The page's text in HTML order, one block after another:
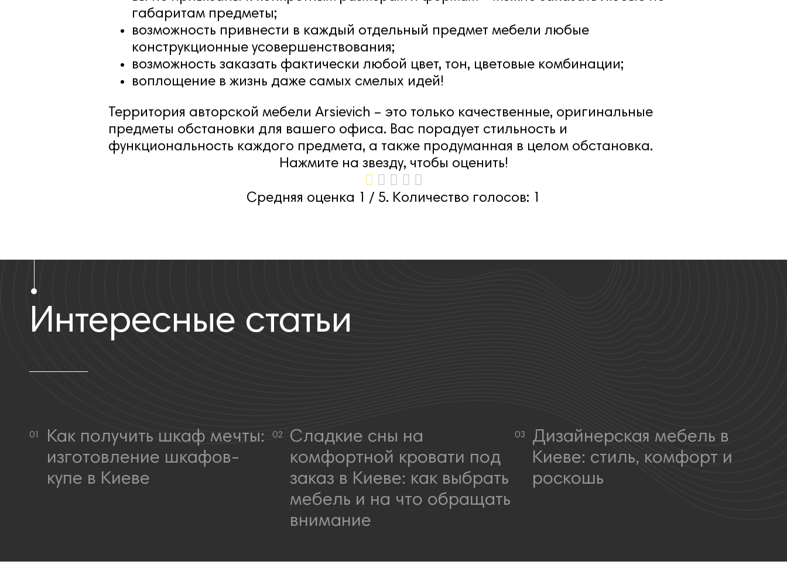
габаритам предметы;
возможность привнести в каждый отдельный предмет мебели любые
конструкционные усовершенствования;
возможность заказать фактически любой цвет, тон, цветовые комбинации;
воплощение в жизнь даже самых смелых идей!
Территория авторской мебели Arsievich – это только качественные, оригинальные
предметы обстановки для вашего офиса. Вас порадует стильность и
функциональность каждого предмета, а также продуманная в целом обстановка.
Нажмите на звезду, чтобы оценить!
Средняя оценка / 5. Количество голосов:
Интересные статьи
Как получить шкаф мечты:
изготовление шкафов-
купе в Киеве
Сладкие сны на
комфортной кровати под
заказ в Киеве: как выбрать
мебель и на что обращать
внимание
Дизайнерская мебель в
Киеве: стиль, комфорт и
роскошь